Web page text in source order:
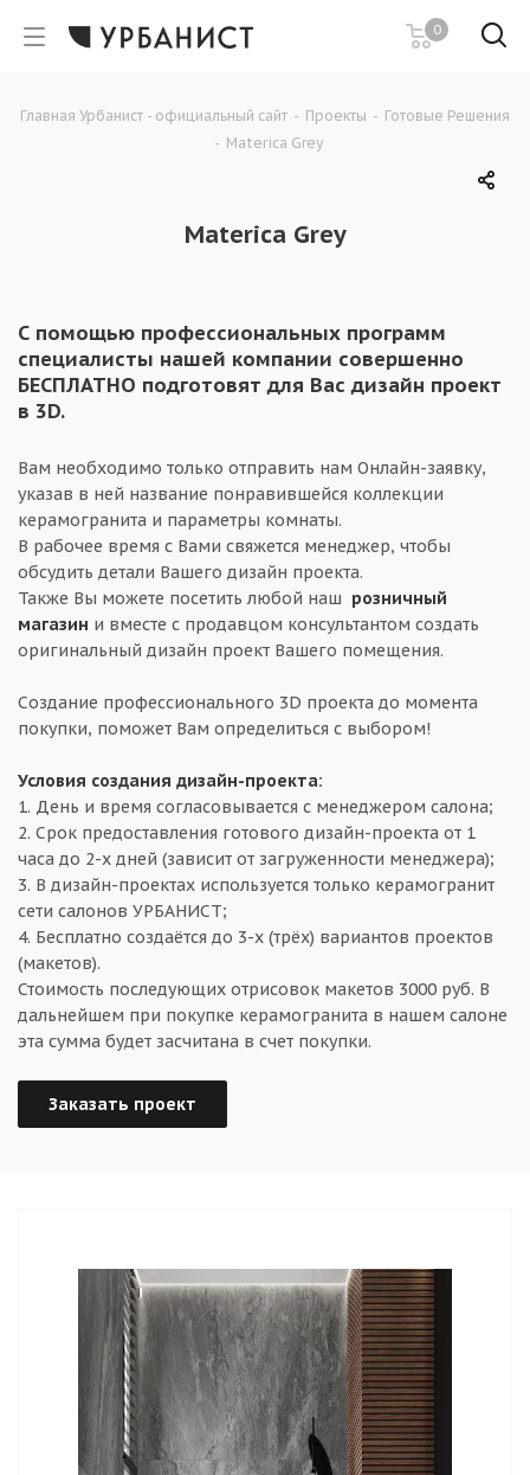
0
Главная Урбанист - официальный сайт - Проекты - Готовые Решения
- Materica Grey
Materica Grey
С помощью профессиональных программ
специалисты нашей компании совершенно
БЕСПЛАТНО подготовят для Вас дизайн проект
в 3D.
Вам необходимо только отправить нам Онлайн-заявку,
указав в ней название понравившейся коллекции
керамогранита и параметры комнаты.
В рабочее время с Вами свяжется менеджер, чтобы
обсудить детали Вашего дизайн проекта.
Также Вы можете посетить любой наш розничный
магазин и вместе с продавцом консультантом создать
оригинальный дизайн проект Вашего помещения.
Создание профессионального 3D проекта до момента
покупки, поможет Вам определиться с выбором!
Условия создания дизайн-проекта:
1. День и время согласовывается с менеджером салона;
2. Срок предоставления готового дизайн-проекта от 1
часа до 2-х дней (зависит от загруженности менеджера);
3. В дизайн-проектах используется только керамогранит
сети салонов УРБАНИСТ;
4. Бесплатно создаётся до 3-х (трёх) вариантов проектов
(макетов).
Стоимость последующих отрисовок макетов 3000 руб. В
дальнейшем при покупке керамогранита в нашем салоне
эта сумма будет засчитана в счет покупки.
Заказать проект